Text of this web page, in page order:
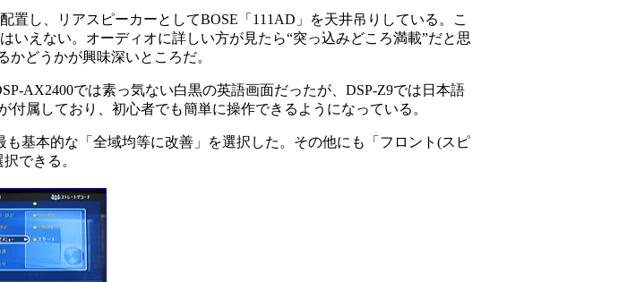
し、リアスピーカーとしてBOSE「111AD」を天井吊りしている。こ
えない。オーディオに詳しい方が見たら“突っ込みどころ満載”だと思
どうかが興味深いところだ。
AX2400では素っ気ない白黒の英語画面だったが、DSP-Z9では日本語
属しており、初心者でも簡単に操作できるようになっている。
基本的な「全域均等に改善」を選択した。その他にも「フロント(スピ
できる。